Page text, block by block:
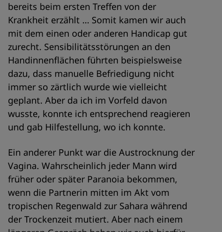
bereits beim ersten Treffen von der
Krankheit erzählt … Somit kamen wir auch
mit dem einen oder anderen Handicap gut
zurecht. Sensibilitätsstörungen an den
Handinnenflächen führten beispielsweise
dazu, dass manuelle Befriedigung nicht
immer so zärtlich wurde wie vielleicht
geplant. Aber da ich im Vorfeld davon
wusste, konnte ich entsprechend reagieren
und gab Hilfestellung, wo ich konnte.
Ein anderer Punkt war die Austrocknung der
Vagina. Wahrscheinlich jeder Mann wird
früher oder später Paranoia bekommen,
wenn die Partnerin mitten im Akt vom
tropischen Regenwald zur Sahara während
der Trockenzeit mutiert. Aber nach einem